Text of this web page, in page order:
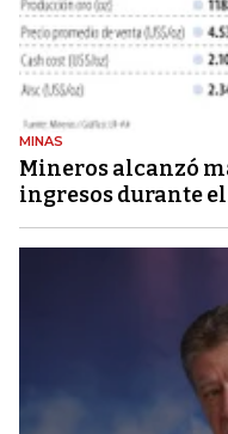
MINAS
Mineros alcanzó
ingresos durante